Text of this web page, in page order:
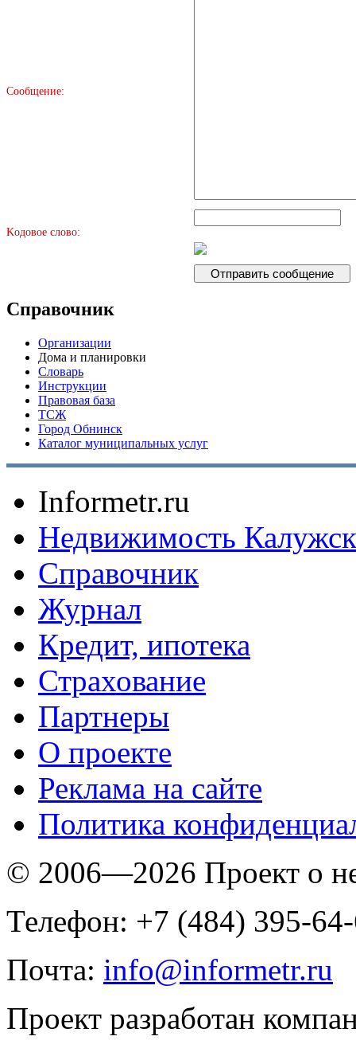
Сообщение:
Kодовое слово:
Справочник
Организации
Дома и планировки
Словарь
Инструкции
Правовая база
ТСЖ
Город Обнинск
Каталог муниципальных услуг
Informetr.ru
Недвижимость
Справочник
Журнал
Кредит, ипотека
Страхование
Партнеры
O проекте
Реклама на сайте
Политика
© 2006—2026 Проект о
Телефон: +7 (484) 395-
Почта: info@informetr.ru
Проект разработан